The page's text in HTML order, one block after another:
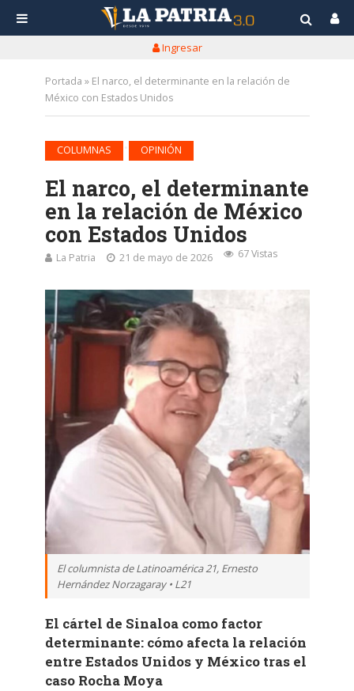
Ingresar
Portada » El narco, el determinante en la relación de
México con Estados Unidos
COLUMNAS OPINIÓN
El narco, el determinante
en la relación de México
con Estados Unidos
La Patria 21 de mayo de 2026 67 Vistas
El columnista de Latinoamérica 21, Ernesto
Hernández Norzagaray • L21
El cártel de Sinaloa como factor
determinante: cómo afecta la relación
entre Estados Unidos y México tras el
caso Rocha Moya